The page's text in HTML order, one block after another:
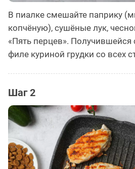
В пиалке смешайте паприку
копчёную), сушёные лук,
«Пять перцев». Получившейся
филе куриной грудки со всех
Шаг 2